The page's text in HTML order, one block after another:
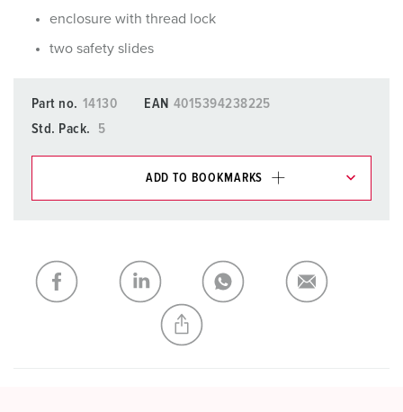
enclosure with thread lock
two safety slides
Part no. 14130 EAN 4015394238225
Std. Pack.
5
ADD TO BOOKMARKS
My list ADD
CREATE A NEW LIST